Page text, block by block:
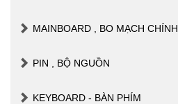
MAINBOARD , BO MẠCH CHÍNH
PIN , BỘ NGUỒN
KEYBOARD - BÀN PHÍM